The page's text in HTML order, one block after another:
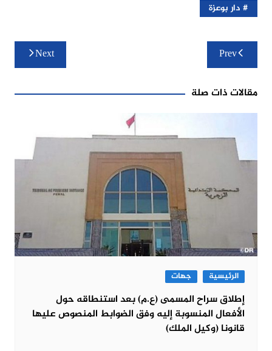
دار بوعزة
تصفّح
المقالات
Prev
Next
مقالات ذات صلة
الرئيسية جهات
إطلاق سراح المسمى (ع.م) بعد استنطاقه حول
الأفعال المنسوبة إليه وفق الضوابط المنصوص عليها
قانونا (وكيل الملك)